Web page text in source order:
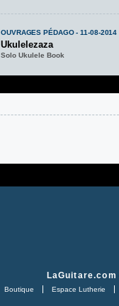
OUVRAGES PÉDAGO - 11-08-2014
Ukulelezaza
Solo Ukulele Book
LaGuitare.com
Boutique Espace Lutherie